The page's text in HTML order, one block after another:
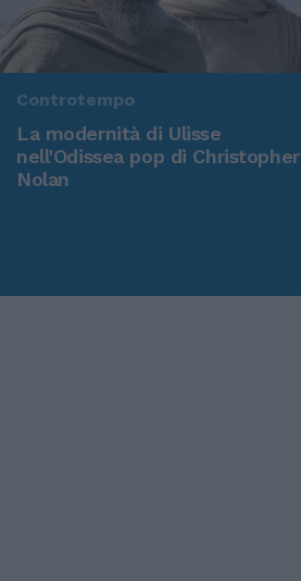
Controtempo
La modernità di Ulisse
nell'Odissea pop di Christopher
Nolan